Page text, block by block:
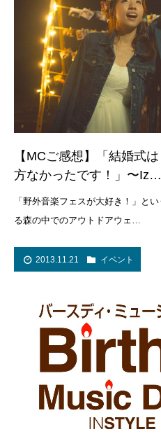
【MCご感想】「結婚式
方なかったです！」〜Iz…
「野外音楽フェスが大好き！」と
る森の中でのアウトドアウェ…
2013.11.21 イベント